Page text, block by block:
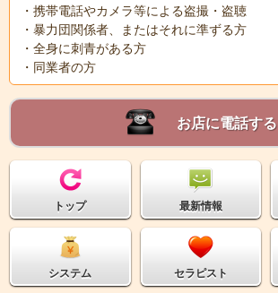
・携帯電話やカメラ等による盗撮・盗聴
・暴力団関係者、またはそれに準ずる方
・全身に刺青がある方
・同業者の方
お店に電話する
トップ 最新情報
システム セラピスト